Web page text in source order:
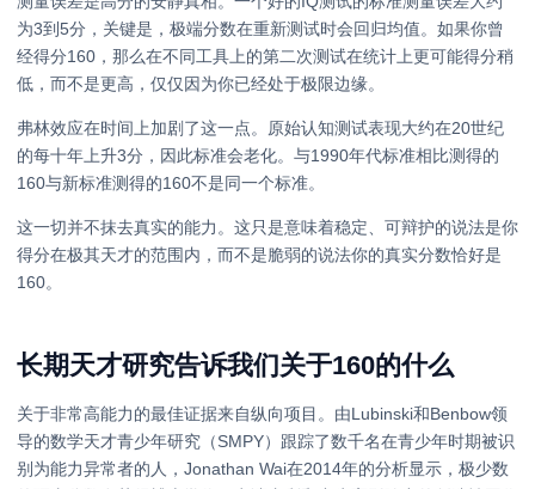
为3到5分，关键是，极端分数在重新测试时会回归均值。如果你曾
经得分160，那么在不同工具上的第二次测试在统计上更可能得分稍
低，而不是更高，仅仅因为你已经处于极限边缘。
弗林效应在时间上加剧了这一点。原始认知测试表现大约在20世纪
的每十年上升3分，因此标准会老化。与1990年代标准相比测得的
160与新标准测得的160不是同一个标准。
这一切并不抹去真实的能力。这只是意味着稳定、可辩护的说法是你
得分在极其天才的范围内，而不是脆弱的说法你的真实分数恰好是
160。
长期天才研究告诉我们关于160的什么
关于非常高能力的最佳证据来自纵向项目。由Lubinski和Benbow领
导的数学天才青少年研究（SMPY）跟踪了数千名在青少年时期被识
别为能力异常者的人，Jonathan Wai在2014年的分析显示，极少数